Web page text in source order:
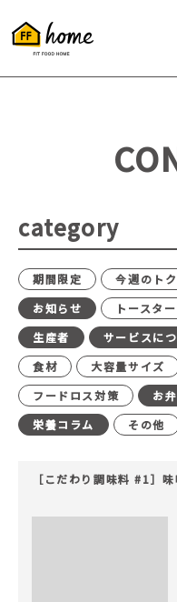
category
期間限定 今週のト
お知らせ
トースタ
生産者
サービスに
食材
大容量サイズ
フードロス対策
お
栄養コラム
その他
［こだわり調味料 #1］